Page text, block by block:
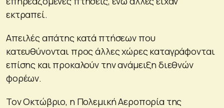
εκτραπεί.
Απειλές απάτης κατά πτήσεων που
κατευθύνονται προς άλλες χώρες καταγράφονται
επίσης και προκαλούν την ανάμειξη διεθνών
φορέων.
Τον Οκτώβριο, η Πολεμική Αεροπορία της